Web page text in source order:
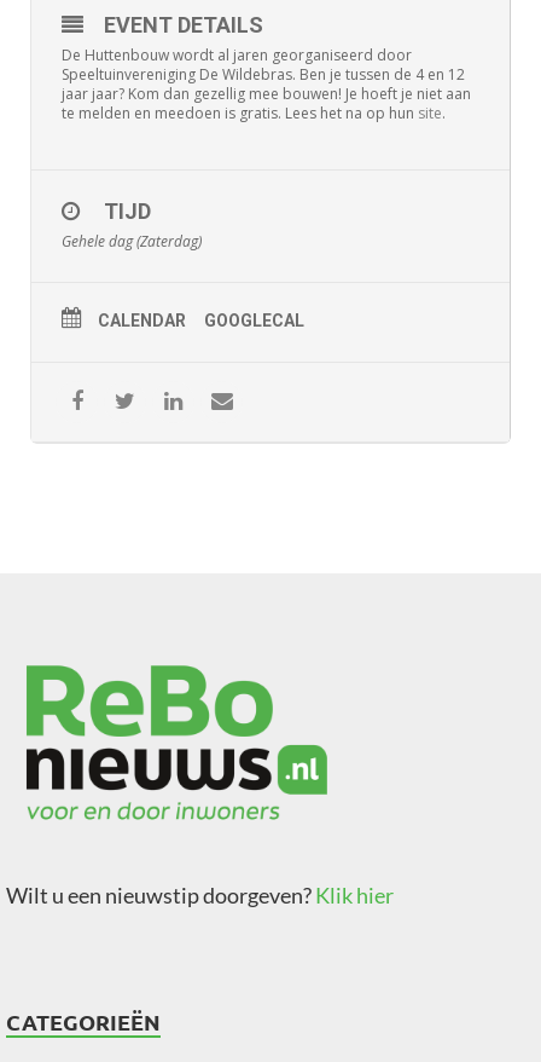
EVENT DETAILS
De Huttenbouw wordt al jaren georganiseerd door
Speeltuinvereniging De Wildebras. Ben je tussen de 4 en 12
jaar jaar? Kom dan gezellig mee bouwen! Je hoeft je niet aan
te melden en meedoen is gratis. Lees het na op hun site.
TIJD
Gehele dag (Zaterdag)
CALENDAR GOOGLECAL
Wilt u een nieuwstip doorgeven?Klik hier
CATEGORIEËN